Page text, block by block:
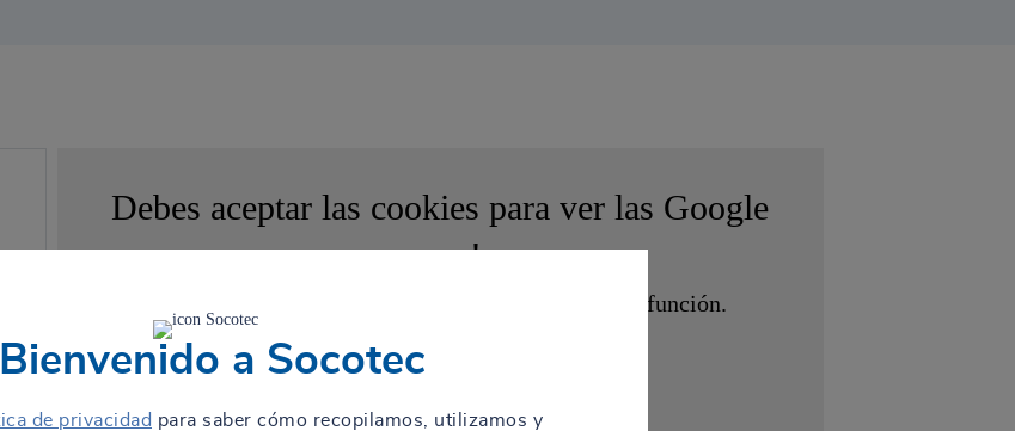
Debes aceptar las cookies para ver las Google
map!
Permita el depósito de cookies para acceder a esta función.
Bienvenido a Socotec
de privacidad para saber cómo recopilamos, utilizamos y